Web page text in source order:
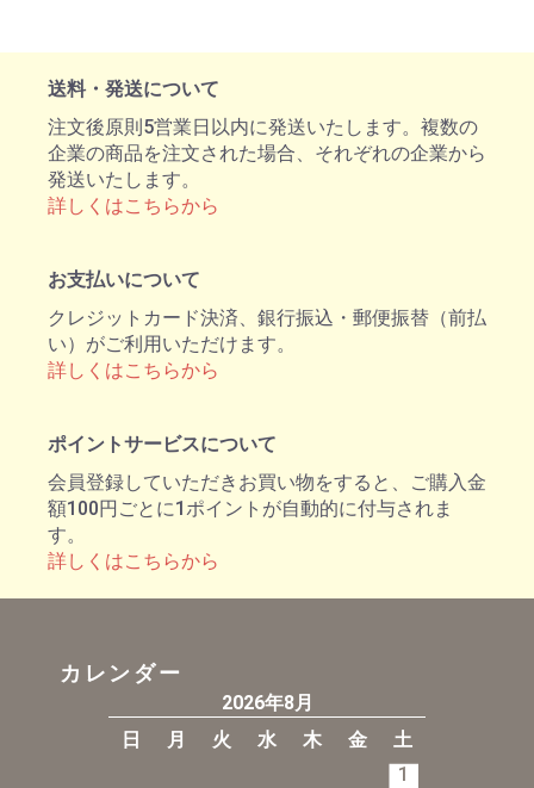
送料・発送について
注文後原則5営業日以内に発送いたします。複数の
企業の商品を注文された場合、それぞれの企業から
発送いたします。
詳しくはこちらから
お支払いについて
クレジットカード決済、銀行振込・郵便振替（前払
い）がご利用いただけます。
詳しくはこちらから
ポイントサービスについて
会員登録していただきお買い物をすると、ご購入金
額100円ごとに1ポイントが自動的に付与されま
す。
詳しくはこちらから
カレンダー
2026年8月
日
月 火 水 木 金
土
1